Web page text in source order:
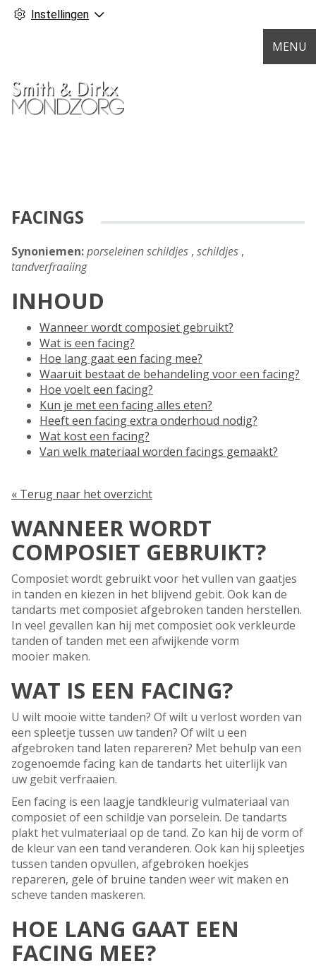
Instellingen
MENU
FACINGS
Synoniemen:porseleinen schildjes , schildjes ,
tandverfraaiing
INHOUD
Wanneer wordt composiet gebruikt?
Wat is een facing?
Hoe lang gaat een facing mee?
Waaruit bestaat de behandeling voor een facing?
Hoe voelt een facing?
Kun je met een facing alles eten?
Heeft een facing extra onderhoud nodig?
Wat kost een facing?
Van welk materiaal worden facings gemaakt?
« Terug naar het overzicht
WANNEER WORDT
COMPOSIET GEBRUIKT?
Composiet wordt gebruikt voor het vullen van gaatjes
in tanden en kiezen in het blijvend gebit. Ook kan de
tandarts met composiet afgebroken tanden herstellen.
In veel gevallen kan hij met composiet ook verkleurde
tanden of tanden met een afwijkende vorm
mooier maken.
WAT IS EEN FACING?
U wilt mooie witte tanden? Of wilt u verlost worden van
een spleetje tussen uw tanden? Of wilt u een
afgebroken tand laten repareren? Met behulp van een
zogenoemde facing kan de tandarts het uiterlijk van
uw gebit verfraaien.
Een facing is een laagje tandkleurig vulmateriaal van
composiet of een schildje van porselein. De tandarts
plakt het vulmateriaal op de tand. Zo kan hij de vorm of
de kleur van een tand veranderen. Ook kan hij spleetjes
tussen tanden opvullen, afgebroken hoekjes
repareren, gele of bruine tanden weer wit maken en
scheve tanden maskeren.
HOE LANG GAAT EEN
FACING MEE?